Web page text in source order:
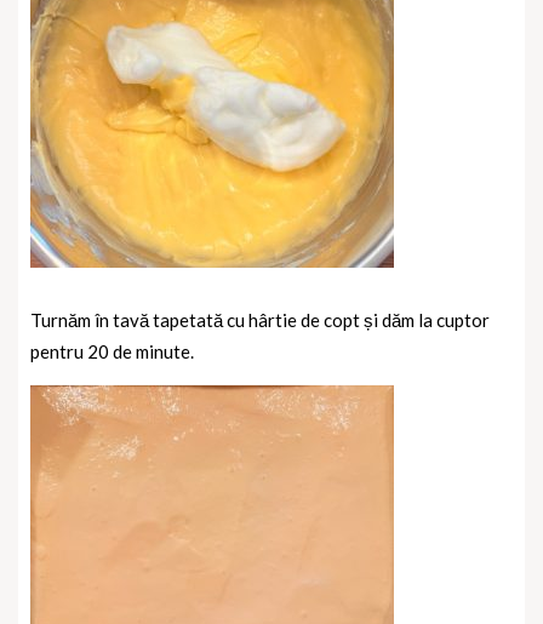
Turnăm în tavă tapetată cu hârtie de copt și dăm la cuptor
pentru 20 de minute.